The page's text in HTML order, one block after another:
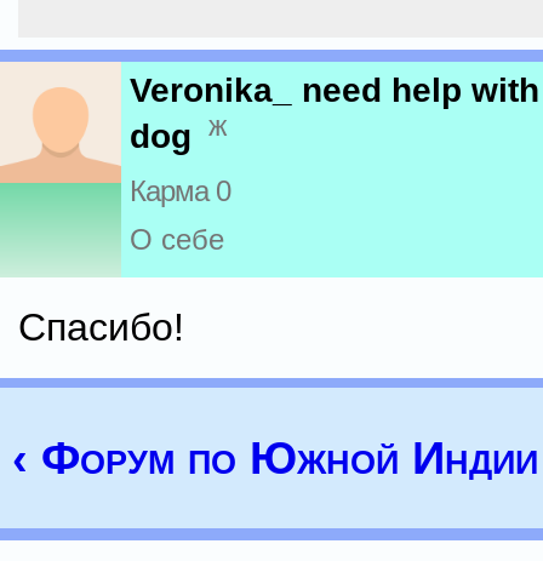
Veronika_ need help
dog ж
Карма 0
О себе
Спасибо!
‹ Форум по Южной